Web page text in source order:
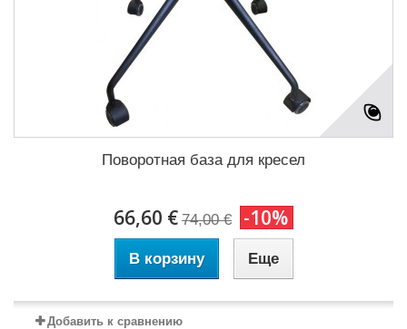
Поворотная база для кресел
66,60 € 74,00 € -10%
В корзину Еще
Добавить к сравнению